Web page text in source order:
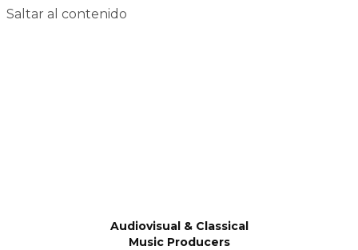
Saltar al contenido
Audiovisual & Classical
Music Producers